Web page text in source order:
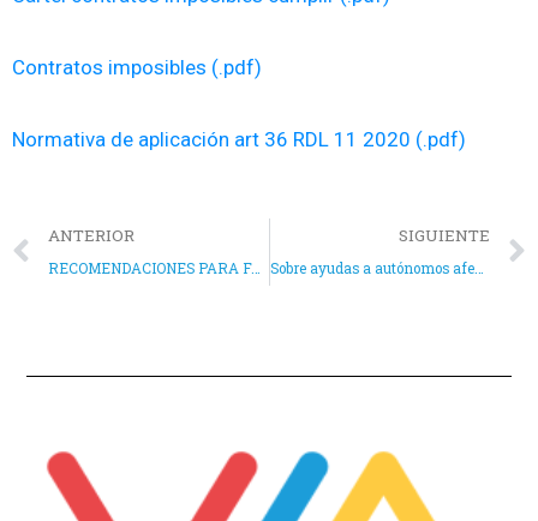
Contratos imposibles (.pdf)
Normativa de aplicación art 36 RDL 11 2020 (.pdf)
ANTERIOR
RECOMENDACIONES PARA FAMILIAS EN CUARENTENA POR COVID-19
SIGUIENTE
Sobre ayudas a autónomos afectados por el Covid-19